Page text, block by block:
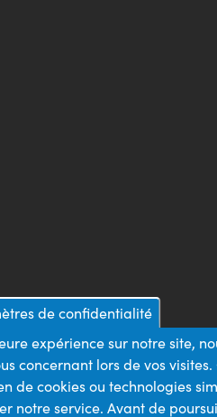
de confidentialité
expérience sur notre site,
concernant lors de vos visites.
de cookies ou technologies
notre service. Avant de